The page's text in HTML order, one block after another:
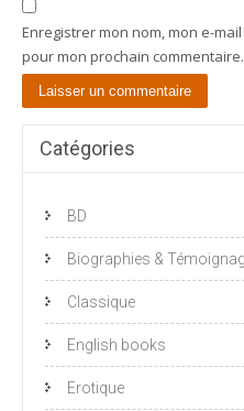
Enregistrer mon nom, mon e-
pour mon prochain commentaire.
Catégories
BD
Biographies &
Classique
English books
Erotique